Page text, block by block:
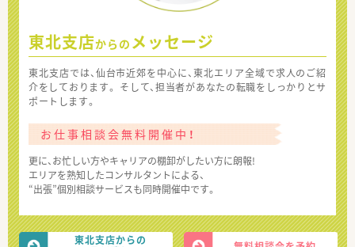
東北支店からの メッセージ
東北支店では、仙台市近郊を中心に、東北エリア全域で求人のご紹
介をしております。 そして、担当者があなたの転職をしっかりとサ
ポートします。
お仕事相談会無料開催中！
更に、お忙しい方やキャリアの棚卸がしたい方に朗報!
エリアを熟知したコンサルタントによる、
“出張”個別相談サービスも同時開催中です。
東北支店からの